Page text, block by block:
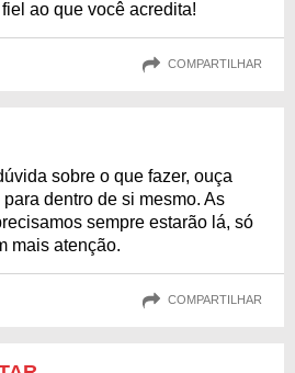
ao que você acredita!
COMPARTILHAR
sobre o que fazer, ouça
dentro de si mesmo. As
sempre estarão lá, só
mais atenção.
COMPARTILHAR